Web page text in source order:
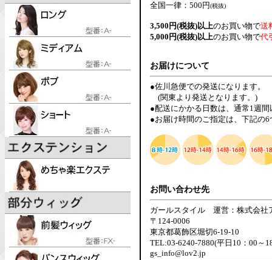
全国一律：500円(税抜)
3,500円(税抜)以上のお買い物で送
5,000円(税抜)以上のお買い物で代
お届けについて
●佐川急便での発送になります。
(関東より発送となります。)
●配送にかかる日数は、通常1週
●お届け時間のご指定は、下記の
お問い合わせ先
ガールスタイル 運営：株式会社
〒124-0006
東京都葛飾区堀切6-19-10
TEL:03-6240-7880(平日10：00～
gs_info@lov2.jp